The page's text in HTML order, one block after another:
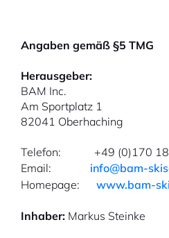
Angaben gemäß §5 TMG
Herausgeber:
BAM Inc.
Am Sportplatz 1
82041 Oberhaching
Telefon: +49 (0)170
Email: info@bam-
Homepage: www.bam-
Inhaber: Markus Steinke